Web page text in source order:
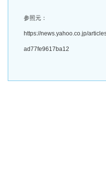
参照元：
https://news.yahoo.co.jp/
ad77fe9617ba12